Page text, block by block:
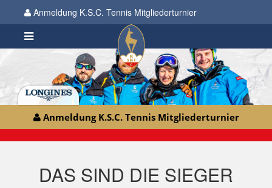
Anmeldung K.S.C. Tennis Mitgliederturnier
Anmeldung K.S.C. Tennis Mitgliederturnier
DAS SIND DIE SIEGER